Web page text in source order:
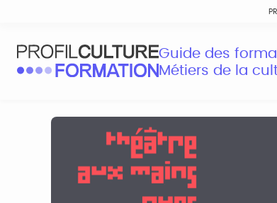
Guide des
Métiers de la